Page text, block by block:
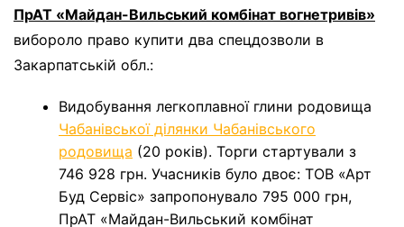
ПрАТ «Майдан-Вильський комбінат вогнетривів»
вибороло право купити два спецдозволи в
Закарпатській обл.:
Видобування легкоплавної глини родовища
Чабанівської ділянки Чабанівського
родовища (20 років). Торги стартували з
746 928 грн. Учасників було двоє: ТОВ «Арт
Буд Сервіс» запропонувало 795 000 грн,
ПрАТ «Майдан-Вильський комбінат